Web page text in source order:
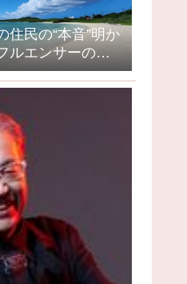
民の“本音”明か
ルエンサーの島
て」